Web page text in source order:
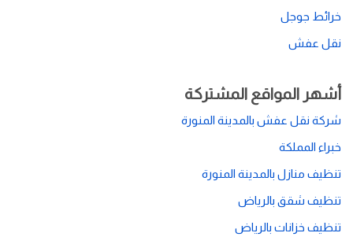
خرائط جوجل
نقل عفش
أشهر المواقع المشتركة
شركة نقل عفش بالمدينة المنورة
خبراء المملكة
تنظيف منازل بالمدينة المنورة
تنظيف شقق بالرياض
تنظيف خزانات بالرياض